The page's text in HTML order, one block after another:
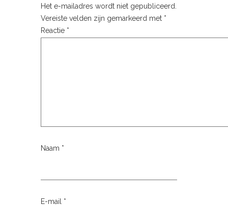
Het e-mailadres wordt niet gepubliceerd.
Vereiste velden zijn gemarkeerd met *
Reactie *
Naam *
E-mail *